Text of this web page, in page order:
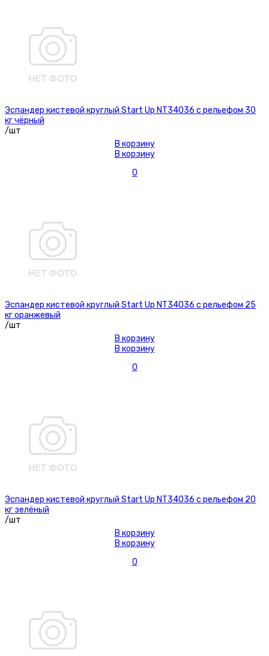
Эспандер кистевой круглый Start Up NT34036 с рельефом 30
кг чёрный
/шт
В корзину
В корзину
0
Эспандер кистевой круглый Start Up NT34036 с рельефом 25
кг оранжевый
/шт
В корзину
В корзину
0
Эспандер кистевой круглый Start Up NT34036 с рельефом 20
кг зелёный
/шт
В корзину
В корзину
0